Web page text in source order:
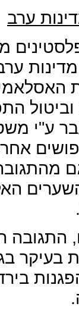
ערב
ע"י
התגובה
בעיקר